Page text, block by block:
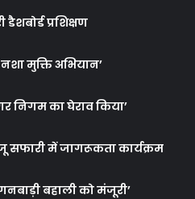
प्रशिक्षण
मुक्ति अभियान’
निगम का घेराव किया’
सफारी में जागरूकता कार्यक्रम
बहाली को मंजूरी’